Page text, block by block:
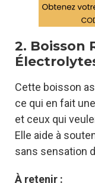
2. Boisson
Cette boisson
ce qui en fait
et ceux qui
Elle aide à
sans sensation
À retenir :